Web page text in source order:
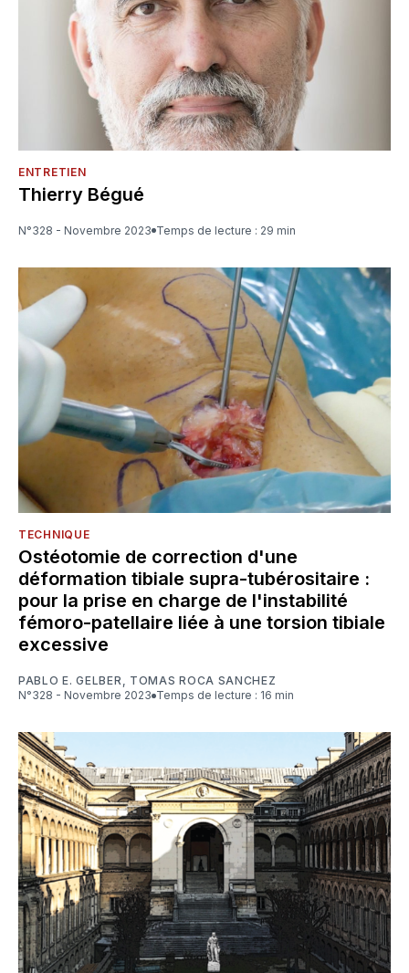
ENTRETIEN
Thierry Bégué
N°328 - Novembre 2023 Temps de lecture : 29 min
TECHNIQUE
Ostéotomie de correction d'une
déformation tibiale supra-tubérositaire :
pour la prise en charge de l'instabilité
fémoro-patellaire liée à une torsion tibiale
excessive
PABLO E. GELBER, TOMAS ROCA SANCHEZ
N°328 - Novembre 2023
Temps de lecture : 16 min